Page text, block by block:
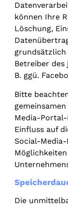
können Ihre
Löschung,
grundsätzlich
Betreiber des
B. ggü.
Bitte
Media-
Einfluss auf
Social-
Die